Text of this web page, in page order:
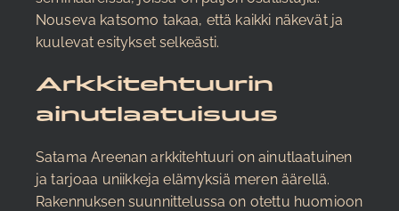
Nouseva katsomo takaa, että kaikki näkevät ja
kuulevat esitykset selkeästi.
Arkkitehtuurin
ainutlaatuisuus
Satama Areenan arkkitehtuuri on ainutlaatuinen
ja tarjoaa uniikkeja elämyksiä meren äärellä.
Rakennuksen suunnittelussa on otettu huomioon